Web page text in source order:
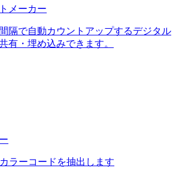
メーカー
隔で自動カウントアップするデジタル
有・埋め込みできます。
ラーコードを抽出します